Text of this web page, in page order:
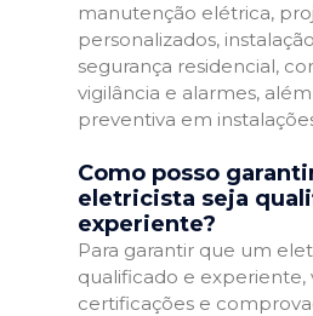
manutenção elétrica,
personalizados,
segurança residencial,
vigilância e alarmes,
preventiva em
Como posso
eletricista seja
experiente?
Para garantir que um
qualificado e experiente,
certificações e